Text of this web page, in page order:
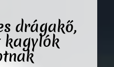
drágakő,
kagylók